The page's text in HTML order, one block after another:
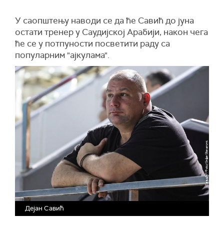
У саопштењу наводи се да ће Савић до јуна
остати тренер у Саудијској Арабији, након чега
ће се у потпуности посветити раду са
популарним "ајкулама".
Дејан Савић